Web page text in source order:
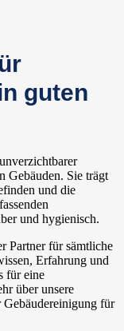
guten
Gebäuden. Sie trägt
und die
und hygienisch.
Partner für sämtliche
Erfahrung und
für eine
über unsere
Gebäudereinigung für